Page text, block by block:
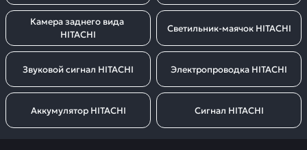
Камера заднего вида
HITACHI
Светильник-маячок HITACHI
Звуковой сигнал HITACHI Электропроводка HITACHI
Аккумулятор HITACHI Сигнал HITACHI